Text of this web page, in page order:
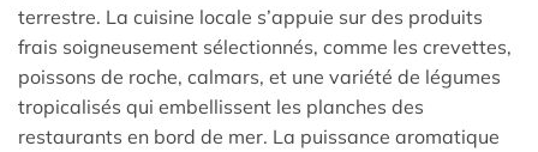
terrestre. La cuisine locale s’appuie sur des produits
frais soigneusement sélectionnés, comme les crevettes,
poissons de roche, calmars, et une variété de légumes
tropicalisés qui embellissent les planches des
restaurants en bord de mer. La puissance aromatique